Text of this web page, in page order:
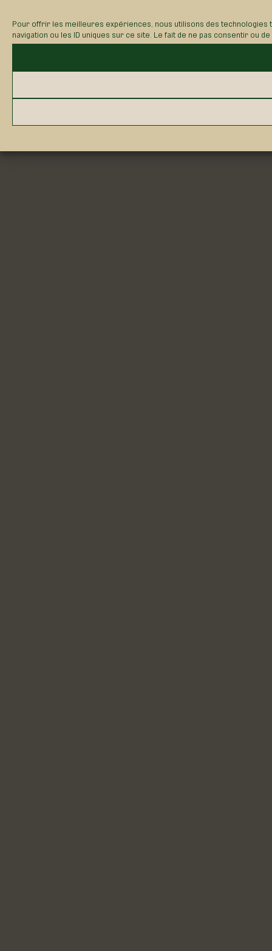
Pour offrir les meilleures expériences, nous utilisons des
navigation ou les ID uniques sur ce site. Le fait de ne pas consentir